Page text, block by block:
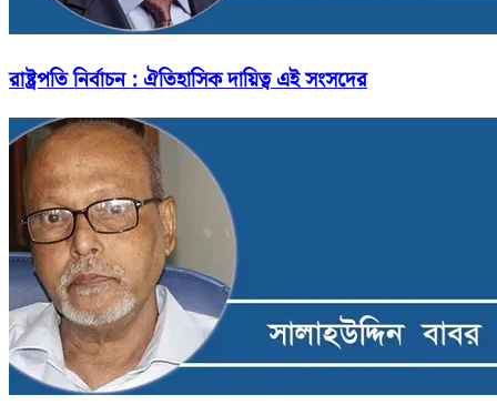
রাষ্ট্রপতি নির্বাচন : ঐতিহাসিক দায়িত্ব এই সংসদের